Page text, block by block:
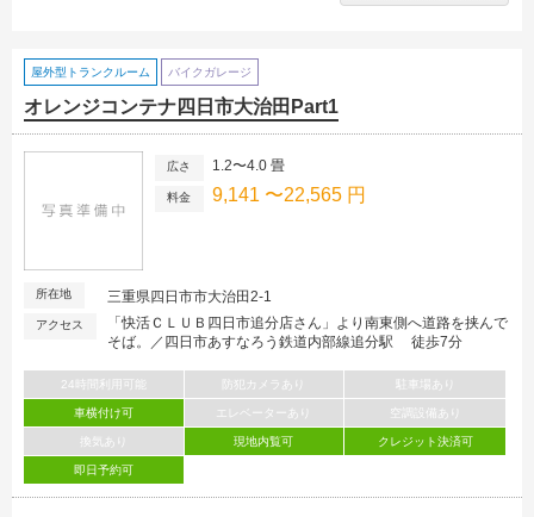
屋外型トランクルーム バイクガレージ
オレンジコンテナ四日市大治田Part1
広さ 1.2〜4.0 畳
料金 9,141 〜22,565 円
所在地 三重県四日市市大治田2-1
アクセス
「快活ＣＬＵＢ四日市追分店さん」より南東側へ道路を挟んで
そば。／四日市あすなろう鉄道内部線追分駅 徒歩7分
24時間利用可能 防犯カメラあり 駐車場あり
車横付け可 エレベーターあり 空調設備あり
換気あり 現地内覧可 クレジット決済可
即日予約可